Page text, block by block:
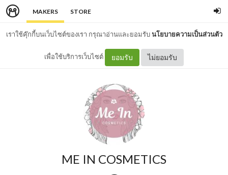
MAKERS STORE
เราใช้คุ๊กกี้บนเว็บไซต์ของเรา กรุณาอ่านและยอมรับนโยบายความเป็นส่วนตัว
เพื่อใช้บริการเว็บไซต์ ยอมรับ ไม่ยอมรับ
ME IN COSMETICS